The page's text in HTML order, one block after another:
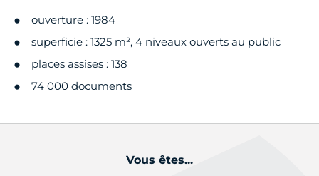
ouverture : 1984
superficie : 1325 m², 4 niveaux ouverts au public
places assises : 138
74 000 documents
Vous êtes...